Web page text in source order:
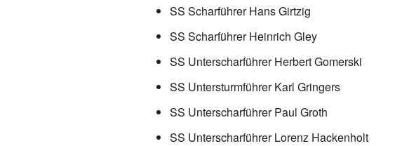
SS Scharführer Hans Girtzig
SS Scharführer Heinrich Gley
SS Unterscharführer Herbert Gomerski
SS Untersturmführer Karl Gringers
SS Unterscharführer Paul Groth
SS Unterscharführer Lorenz Hackenholt